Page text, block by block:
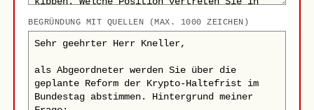
BEGRÜNDUNG MIT QUELLEN (MAX. 1000 ZEICHEN)